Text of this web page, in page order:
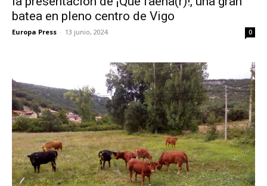
batea en pleno centro de Vigo
Europa Press - 13 junio, 2024 0